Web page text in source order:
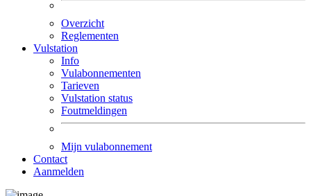
Overzicht
Reglementen
Vulstation
Info
Vulabonnementen
Tarieven
Vulstation status
Foutmeldingen
Mijn vulabonnement
Contact
Aanmelden